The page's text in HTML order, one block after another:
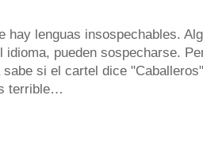
hay lenguas insospechables.
idioma, pueden sospecharse.
si el cartel dice
terrible…